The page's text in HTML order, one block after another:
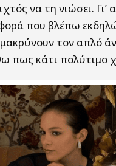
να τη νιώσει. Γι’
που βλέπω
τον απλό
πως κάτι πολύτιμο